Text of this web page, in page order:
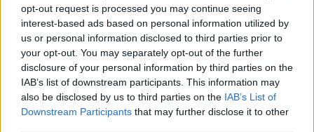
opt-out request is processed you may continue seeing
interest-based ads based on personal information utilized by
us or personal information disclosed to third parties prior to
your opt-out. You may separately opt-out of the further
disclosure of your personal information by third parties on the
IAB’s list of downstream participants. This information may
also be disclosed by us to third parties on the IAB’s List of
Downstream Participants that may further disclose it to other
«Δεν υπάρχει γονιός που δεναγωνιά, είναι
αδιανόητο αυτό που έχει συμβεί σε αυτούς
τουςανθρώπουςπου έχουν χαλάσει τα
αγαπημένα τους πρόσωπα και ανακαλύπτουν
μέρα με την μέρα άλλη μίαεγκληματική
πτυχή. Όλοι γνώριζαν από τους επιτελείς
και είχαν πιο ψηλά το κέρδος από την